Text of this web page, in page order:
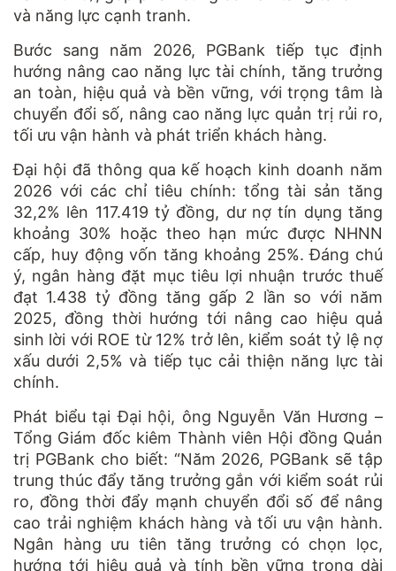
và năng lực cạnh tranh.
Bước sang năm 2026, PGBank tiếp tục định
hướng nâng cao năng lực tài chính, tăng trưởng
an toàn, hiệu quả và bền vững, với trọng tâm là
chuyển đổi số, nâng cao năng lực quản trị rủi ro,
tối ưu vận hành và phát triển khách hàng.
Đại hội đã thông qua kế hoạch kinh doanh năm
2026 với các chỉ tiêu chính: tổng tài sản tăng
32,2% lên 117.419 tỷ đồng, dư nợ tín dụng tăng
khoảng 30% hoặc theo hạn mức được NHNN
cấp, huy động vốn tăng khoảng 25%. Đáng chú
ý, ngân hàng đặt mục tiêu lợi nhuận trước thuế
đạt 1.438 tỷ đồng tăng gấp 2 lần so với năm
2025, đồng thời hướng tới nâng cao hiệu quả
sinh lời với ROE từ 12% trở lên, kiểm soát tỷ lệ nợ
xấu dưới 2,5% và tiếp tục cải thiện năng lực tài
chính.
Phát biểu tại Đại hội, ông Nguyễn Văn Hương –
Tổng Giám đốc kiêm Thành viên Hội đồng Quản
trị PGBank cho biết: “Năm 2026, PGBank sẽ tập
trung thúc đẩy tăng trưởng gắn với kiểm soát rủi
ro, đồng thời đẩy mạnh chuyển đổi số để nâng
cao trải nghiệm khách hàng và tối ưu vận hành.
Ngân hàng ưu tiên tăng trưởng có chọn lọc,
hướng tới hiệu quả và tính bền vững trong dài